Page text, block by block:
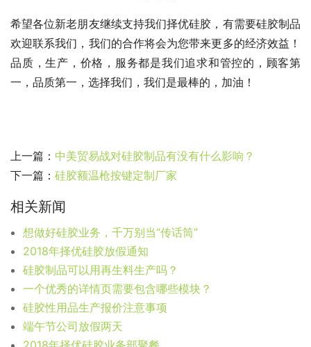
希望各位新老朋友继续支持我们择优硅胶，有需要硅胶制品
欢迎联系我们，我们的合作将会为您带来更多的经济效益！
品质，生产，价格，服务都是我们追求和管控的，顾客第
一，品质第一，选择我们，我们是最棒的，加油！
上一篇： 中美贸易战对硅胶制品有没有什么影响？
下一篇： 硅胶额温枪按键定制厂家
相关新闻
想做好硅胶业务，千万别当“传话筒”
2018年择优硅胶放假通知
硅胶制品可以用再生料生产吗？
一个优秀的详情页需要包含哪些模块？
硅胶性用品生产报价注意事项
端午节公司放假两天